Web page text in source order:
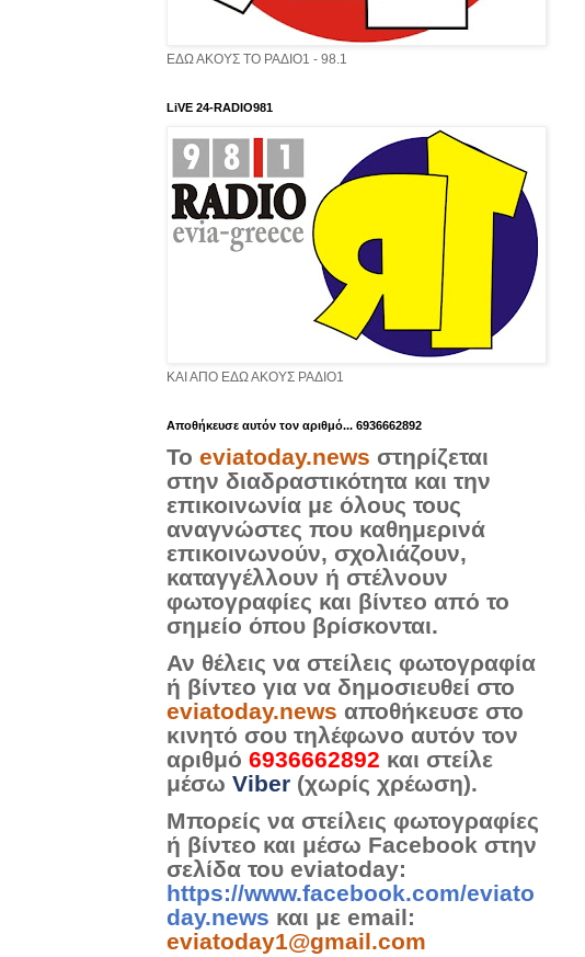
ΕΔΩ ΑΚΟΥΣ ΤΟ ΡΑΔΙΟ1 - 98.1
LiVE 24-RADIO981
ΚΑΙ ΑΠΟ ΕΔΩ ΑΚΟΥΣ ΡΑΔΙΟ1
Aποθήκευσε αυτόν τον αριθμό... 6936662892
Το eviatoday.news στηρίζεται
στην διαδραστικότητα και την
επικοινωνία με όλους τους
αναγνώστες που καθημερινά
επικοινωνούν, σχολιάζουν,
καταγγέλλουν ή στέλνουν
φωτογραφίες και βίντεο από το
σημείο όπου βρίσκονται.
Αν θέλεις να στείλεις φωτογραφία
ή βίντεο για να δημοσιευθεί στο
eviatoday.news αποθήκευσε στο
κινητό σου τηλέφωνο αυτόν τον
αριθμό 6936662892 και στείλε
μέσω Viber (χωρίς χρέωση).
Μπορείς να στείλεις φωτογραφίες
ή βίντεο και μέσω Facebook στην
σελίδα του eviatoday:
https://www.facebook.com/eviato
day.news και με email:
eviatoday1@gmail.com